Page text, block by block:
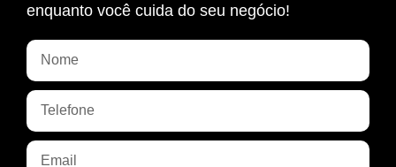
enquanto você cuida do seu negócio!